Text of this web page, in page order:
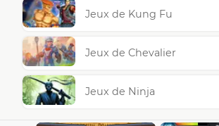
Jeux de Kung Fu
Jeux de Chevalier
Jeux de Ninja